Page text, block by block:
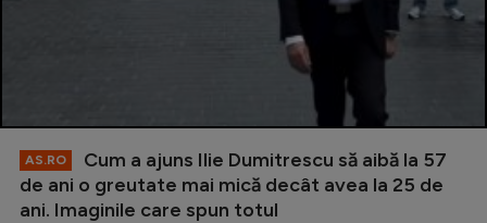
AS.RO
Cum a ajuns Ilie Dumitrescu să aibă la 57
de ani o greutate mai mică decât avea la 25 de
ani. Imaginile care spun totul